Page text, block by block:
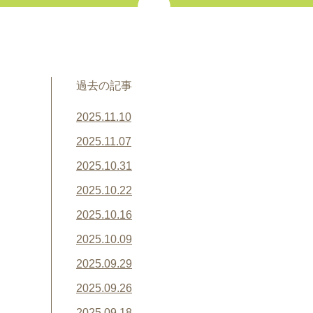
過去の記事
2025.11.10
2025.11.07
2025.10.31
2025.10.22
2025.10.16
2025.10.09
2025.09.29
2025.09.26